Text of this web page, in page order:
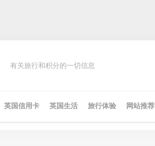
有关旅行和积分的一切信息
英国信用卡 英国生活 旅行体验 网站推荐